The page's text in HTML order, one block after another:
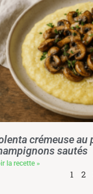
crémeuse au
sautés
la recette »
1 2